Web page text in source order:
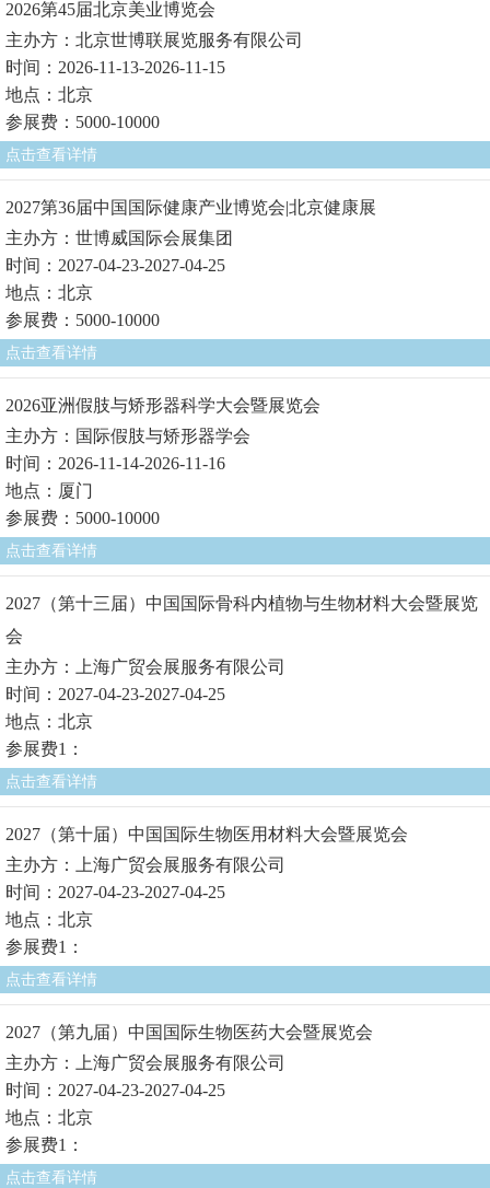
2026第45届北京美业博览会
主办方：北京世博联展览服务有限公司
时间：2026-11-13-2026-11-15
地点：北京
参展费：5000-10000
点击查看详情
2027第36届中国国际健康产业博览会|北京健康展
主办方：世博威国际会展集团
时间：2027-04-23-2027-04-25
地点：北京
参展费：5000-10000
点击查看详情
2026亚洲假肢与矫形器科学大会暨展览会
主办方：国际假肢与矫形器学会
时间：2026-11-14-2026-11-16
地点：厦门
参展费：5000-10000
点击查看详情
2027（第十三届）中国国际骨科内植物与生物材料大会暨展览
会
主办方：上海广贸会展服务有限公司
时间：2027-04-23-2027-04-25
地点：北京
参展费1：
点击查看详情
2027（第十届）中国国际生物医用材料大会暨展览会
主办方：上海广贸会展服务有限公司
时间：2027-04-23-2027-04-25
地点：北京
参展费1：
点击查看详情
2027（第九届）中国国际生物医药大会暨展览会
主办方：上海广贸会展服务有限公司
时间：2027-04-23-2027-04-25
地点：北京
参展费1：
点击查看详情